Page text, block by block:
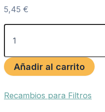
5,45 €
Añadir al carrito
Recambios para Filtros